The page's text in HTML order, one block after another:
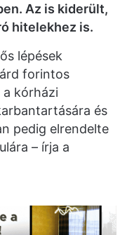
Az is kiderült,
hitelekhez is.
lépések
forintos
kórházi
és
pedig elrendelte
– írja a